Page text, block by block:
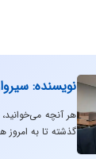
نویسنده:
هر آنچه
گذشته تا به